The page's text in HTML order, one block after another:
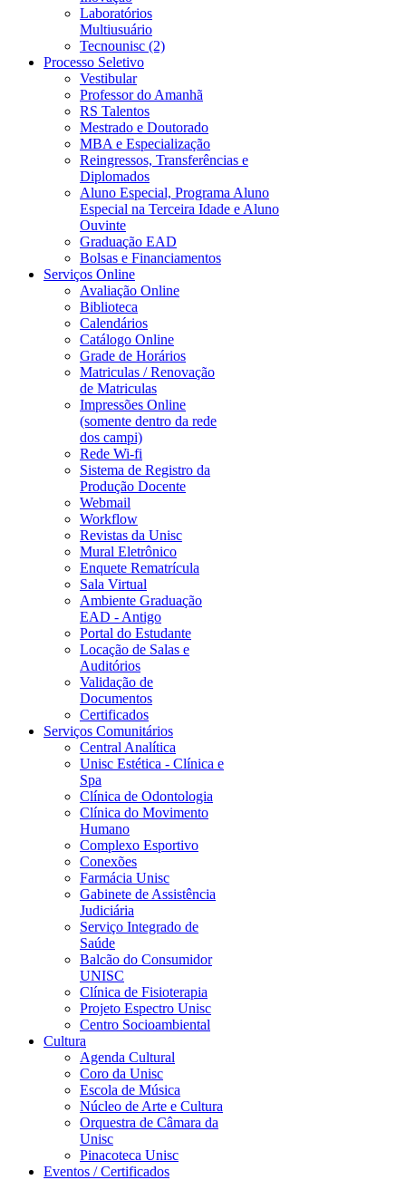
Laboratórios
Multiusuário
Tecnounisc (2)
Processo Seletivo
Vestibular
Professor do Amanhã
RS Talentos
Mestrado e Doutorado
MBA e Especialização
Reingressos, Transferências e
Diplomados
Aluno Especial, Programa Aluno
Especial na Terceira Idade e Aluno
Ouvinte
Graduação EAD
Bolsas e Financiamentos
Serviços Online
Avaliação Online
Biblioteca
Calendários
Catálogo Online
Grade de Horários
Matriculas / Renovação
de Matriculas
Impressões Online
(somente dentro da rede
dos campi)
Rede Wi-fi
Sistema de Registro da
Produção Docente
Webmail
Workflow
Revistas da Unisc
Mural Eletrônico
Enquete Rematrícula
Sala Virtual
Ambiente Graduação
EAD - Antigo
Portal do Estudante
Locação de Salas e
Auditórios
Validação de
Documentos
Certificados
Serviços Comunitários
Central Analítica
Unisc Estética - Clínica e
Spa
Clínica de Odontologia
Clínica do Movimento
Humano
Complexo Esportivo
Conexões
Farmácia Unisc
Gabinete de Assistência
Judiciária
Serviço Integrado de
Saúde
Balcão do Consumidor
UNISC
Clínica de Fisioterapia
Projeto Espectro Unisc
Centro Socioambiental
Cultura
Agenda Cultural
Coro da Unisc
Escola de Música
Núcleo de Arte e Cultura
Orquestra de Câmara da
Unisc
Pinacoteca Unisc
Eventos / Certificados